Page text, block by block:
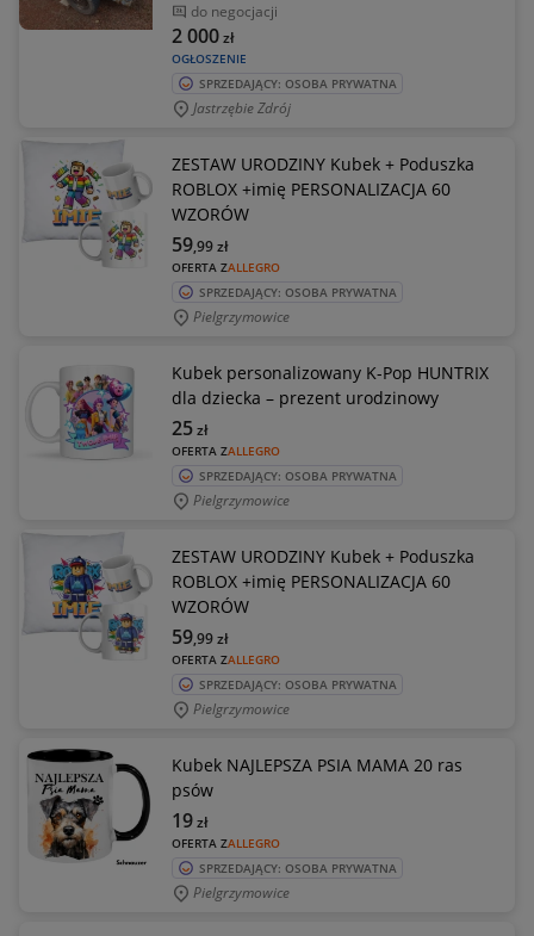
do negocjacji
OGŁOSZENIE
2 000zł
SPRZEDAJĄCY: OSOBA PRYWATNA
Jastrzębie Zdrój
ZESTAW URODZINY Kubek + Poduszka
ROBLOX +imię PERSONALIZACJA 60
WZORÓW
OFERTA ZALLEGRO
59,99zł
SPRZEDAJĄCY: OSOBA PRYWATNA
Pielgrzymowice
Kubek personalizowany K-Pop HUNTRIX
dla dziecka – prezent urodzinowy
OFERTA ZALLEGRO
25zł
SPRZEDAJĄCY: OSOBA PRYWATNA
Pielgrzymowice
ZESTAW URODZINY Kubek + Poduszka
ROBLOX +imię PERSONALIZACJA 60
WZORÓW
OFERTA ZALLEGRO
59,99zł
SPRZEDAJĄCY: OSOBA PRYWATNA
Pielgrzymowice
Kubek NAJLEPSZA PSIA MAMA 20 ras
psów
OFERTA ZALLEGRO
19zł
SPRZEDAJĄCY: OSOBA PRYWATNA
Pielgrzymowice